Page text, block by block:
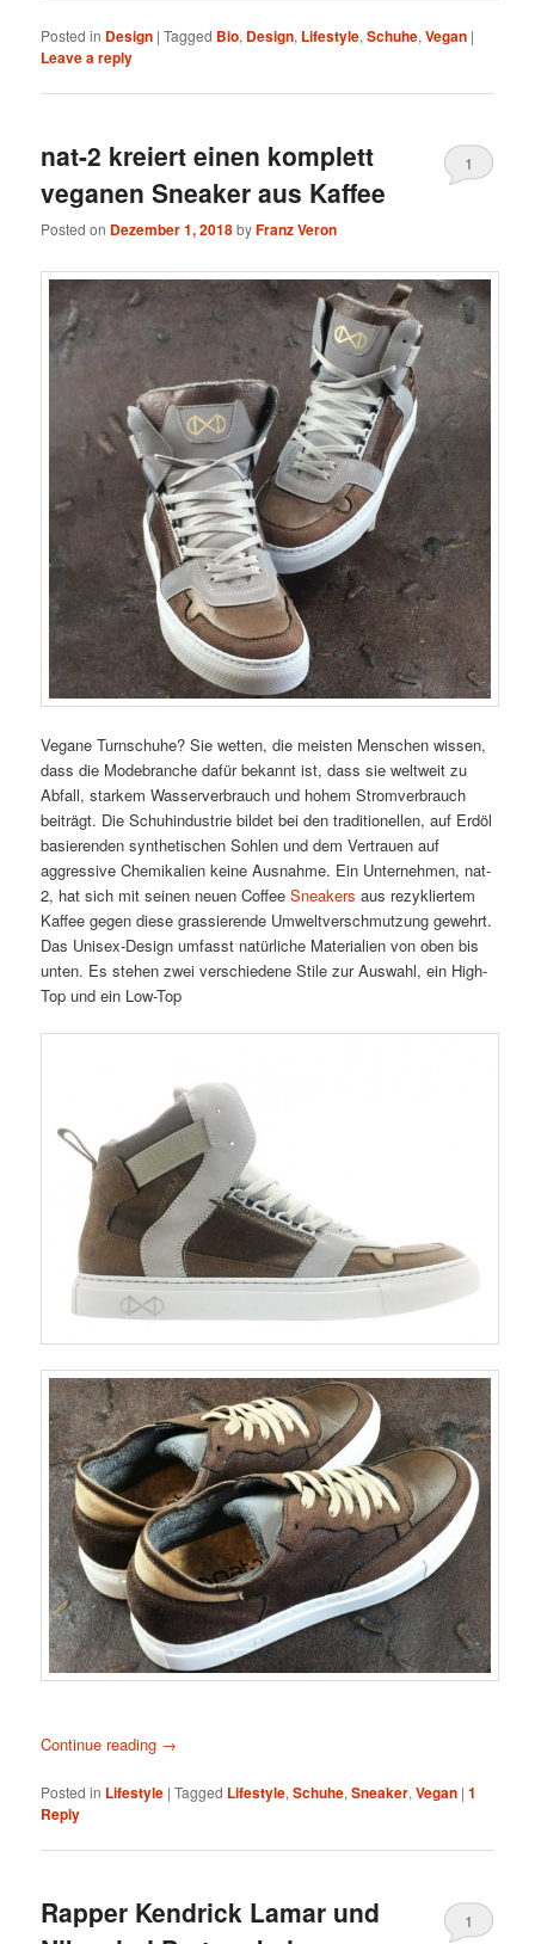
Posted in Design |Tagged Bio, Design, Lifestyle,Schuhe,Vegan |
Leave a reply
nat-2 kreiert einen komplett
veganen Sneaker aus Kaffee
Posted on Dezember 1, 2018byFranz Veron
1
Vegane Turnschuhe? Sie wetten, die meisten Menschen wissen,
dass die Modebranche dafür bekannt ist, dass sie weltweit zu
Abfall, starkem Wasserverbrauch und hohem Stromverbrauch
beiträgt. Die Schuhindustrie bildet bei den traditionellen, auf Erdöl
basierenden synthetischen Sohlen und dem Vertrauen auf
aggressive Chemikalien keine Ausnahme. Ein Unternehmen, nat-
2, hat sich mit seinen neuen CoffeeSneakersaus rezykliertem
Kaffee gegen diese grassierende Umweltverschmutzung gewehrt.
Das Unisex-Design umfasst natürliche Materialien von oben bis
unten. Es stehen zwei verschiedene Stile zur Auswahl, ein High-
Top und ein Low-Top
Continue reading →
Posted in Lifestyle |Tagged Lifestyle,Schuhe,Sneaker,Vegan |1
Reply
Rapper Kendrick Lamar und
1